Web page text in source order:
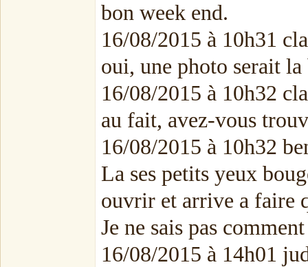
bon week end.
16/08/2015 à 10h31
oui, une photo serait
16/08/2015 à 10h32
au fait, avez-vous
16/08/2015 à 10h32
La ses petits yeux
ouvrir et arrive a faire
Je ne sais pas
16/08/2015 à 14h01